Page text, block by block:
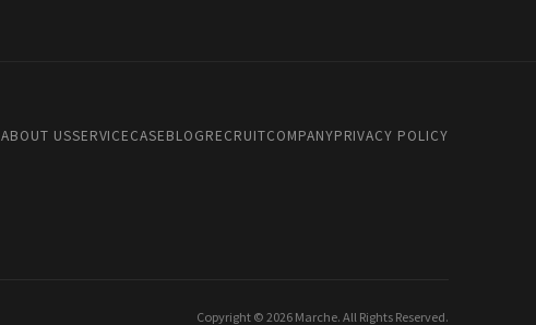
ABOUT USSERVICECASEBLOGRECRUITCOMPANYPRIVACY POLICY
Copyright © 2026 Marche. All Rights Reserved.